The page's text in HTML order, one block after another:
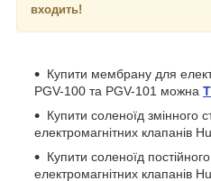
входить!
Купити мембрану для
PGV-100 та PGV-101 можна
Купити соленоїд змінного
електромагнітних клапанів
Купити соленоїд
електромагнітних клапанів